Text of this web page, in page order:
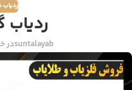
ردیاب
suntalayabدر